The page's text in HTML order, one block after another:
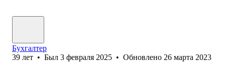
Бухгалтер
39 лет • Был 3 февраля 2025 • Обновлено 26 марта 2023